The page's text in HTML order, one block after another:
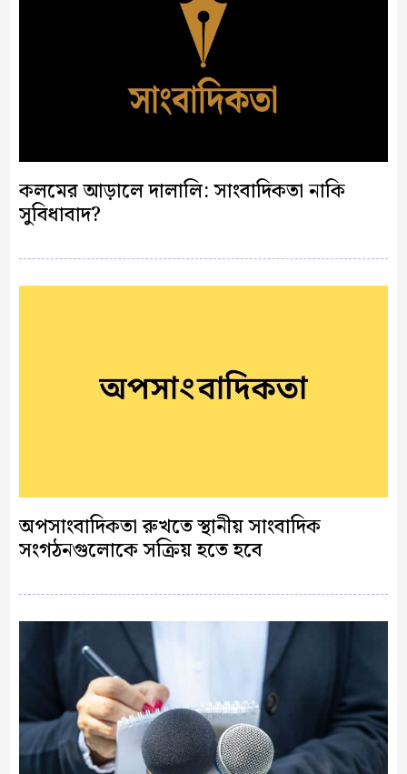
কলমের আড়ালে দালালি: সাংবাদিকতা নাকি
সুবিধাবাদ?
অপসাংবাদিকতা রুখতে স্থানীয় সাংবাদিক
সংগঠনগুলোকে সক্রিয় হতে হবে